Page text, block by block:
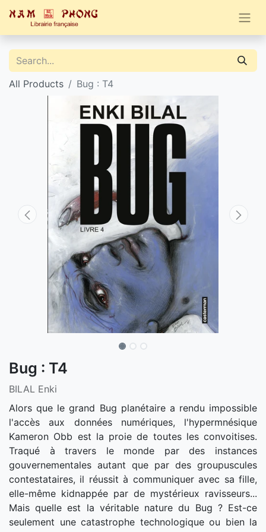
All Products Bug : T4
Bug : T4
BILAL Enki
Alors que le grand Bug planétaire a rendu impossible
l'accès aux données numériques, l'hypermnésique
Kameron Obb est la proie de toutes les convoitises.
Traqué à travers le monde par des instances
gouvernementales autant que par des groupuscules
contestataires, il réussit à communiquer avec sa fille,
elle-même kidnappée par de mystérieux ravisseurs...
Mais quelle est la véritable nature du Bug ? Est-ce
seulement une catastrophe technologique ou bien la